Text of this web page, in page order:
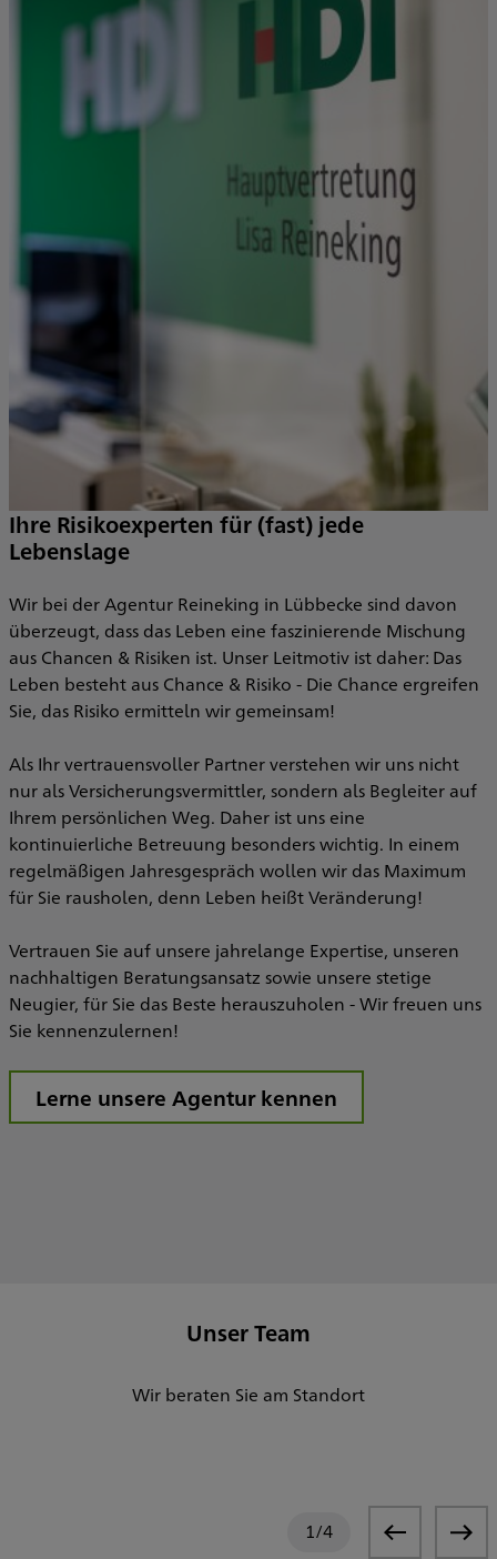
Ihre Risikoexperten für (fast) jede
Lebenslage
Wir bei der Agentur Reineking in Lübbecke sind davon
überzeugt, dass das Leben eine faszinierende Mischung
aus Chancen & Risiken ist. Unser Leitmotiv ist daher: Das
Leben besteht aus Chance & Risiko - Die Chance ergreifen
Sie, das Risiko ermitteln wir gemeinsam!
Als Ihr vertrauensvoller Partner verstehen wir uns nicht
nur als Versicherungsvermittler, sondern als Begleiter auf
Ihrem persönlichen Weg. Daher ist uns eine
kontinuierliche Betreuung besonders wichtig. In einem
regelmäßigen Jahresgespräch wollen wir das Maximum
für Sie rausholen, denn Leben heißt Veränderung!
Vertrauen Sie auf unsere jahrelange Expertise, unseren
nachhaltigen Beratungsansatz sowie unsere stetige
Neugier, für Sie das Beste herauszuholen - Wir freuen uns
Sie kennenzulernen!
Lerne unsere Agentur kennen
Unser Team
Wir beraten Sie am Standort
1/4